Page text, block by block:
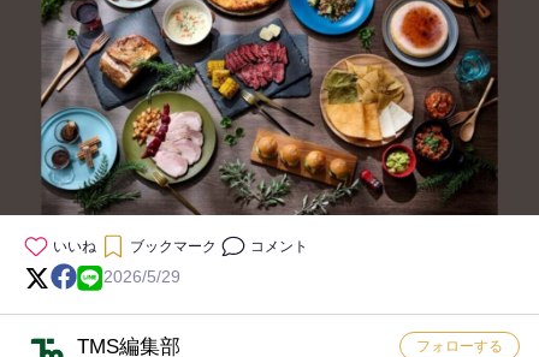
いいね ブックマーク コメント
2026/5/29
TMS編集部 フォローする